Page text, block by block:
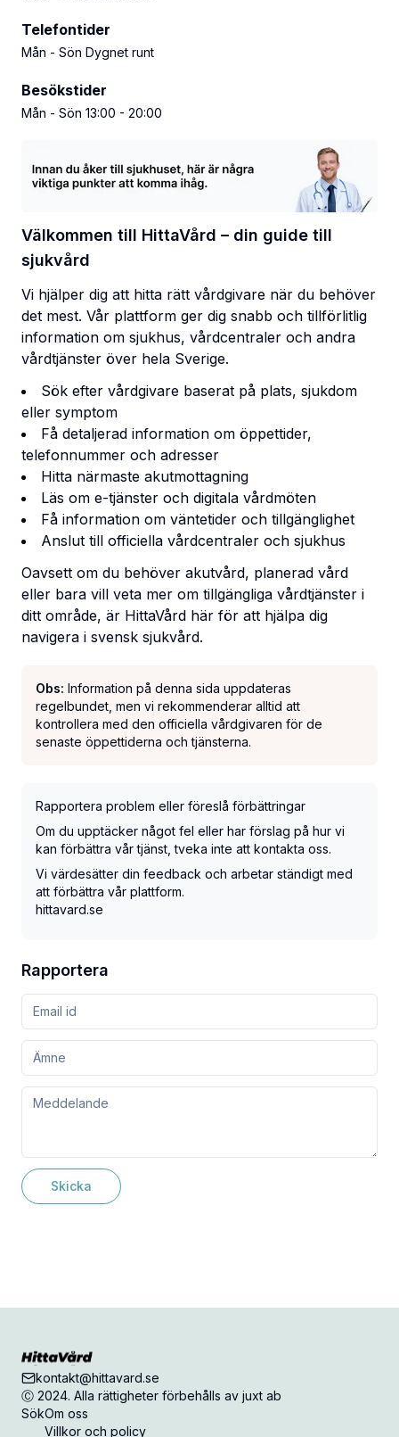
Telefontider
Mån - Sön Dygnet runt
Besökstider
Mån - Sön 13:00 - 20:00
Välkommen till HittaVård – din guide till
sjukvård
Vi hjälper dig att hitta rätt vårdgivare när du behöver
det mest. Vår plattform ger dig snabb och tillförlitlig
information om sjukhus, vårdcentraler och andra
vårdtjänster över hela Sverige.
Sök efter vårdgivare baserat på plats, sjukdom
eller symptom
Få detaljerad information om öppettider,
telefonnummer och adresser
Hitta närmaste akutmottagning
Läs om e-tjänster och digitala vårdmöten
Få information om väntetider och tillgänglighet
Anslut till officiella vårdcentraler och sjukhus
Oavsett om du behöver akutvård, planerad vård
eller bara vill veta mer om tillgängliga vårdtjänster i
ditt område, är HittaVård här för att hjälpa dig
navigera i svensk sjukvård.
Obs: Information på denna sida uppdateras
regelbundet, men vi rekommenderar alltid att
kontrollera med den officiella vårdgivaren för de
senaste öppettiderna och tjänsterna.
Rapportera problem eller föreslå förbättringar
Om du upptäcker något fel eller har förslag på hur vi
kan förbättra vår tjänst, tveka inte att kontakta oss.
Vi värdesätter din feedback och arbetar ständigt med
att förbättra vår plattform.
hittavard.se
Rapportera
Skicka
kontakt@hittavard.se
Ⓒ 2024. Alla rättigheter förbehålls av juxt ab
SökOm oss
Villkor och policy